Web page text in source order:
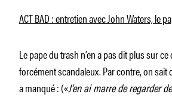
ACT BAD : entretien avec John Waters, le
Le pape du trash n’en a pas dit plus sur
forcément scandaleux. Par contre, on sait
a manqué : («J’en ai marre de regarder